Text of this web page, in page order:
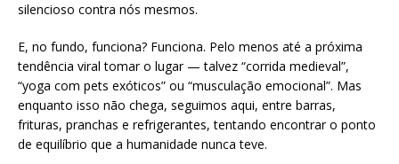
silencioso contra nós mesmos.
E, no fundo, funciona? Funciona. Pelo menos até a próxima
tendência viral tomar o lugar — talvez “corrida medieval”,
“yoga com pets exóticos” ou “musculação emocional”. Mas
enquanto isso não chega, seguimos aqui, entre barras,
frituras, pranchas e refrigerantes, tentando encontrar o ponto
de equilíbrio que a humanidade nunca teve.